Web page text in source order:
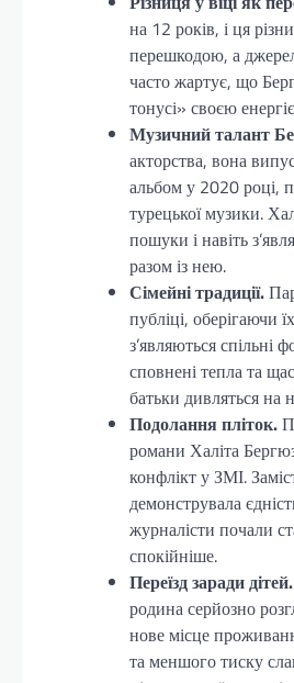
на 12 років, і ця
перешкодою, а
часто жартує, що
тонусі» своєю
Музичний талант
акторства, вона
альбом у 2020 році,
турецької музики.
пошуки і навіть
разом із нею.
Сімейні традиції.
публіці, оберігаючи
з’являються спільні
сповнені тепла та
батьки дивляться на
Подолання пліток.
романи Халіта
конфлікт у ЗМІ.
демонструвала
журналісти почали
спокійніше.
Переїзд заради дітей.
родина серйозно
нове місце
та меншого тиску